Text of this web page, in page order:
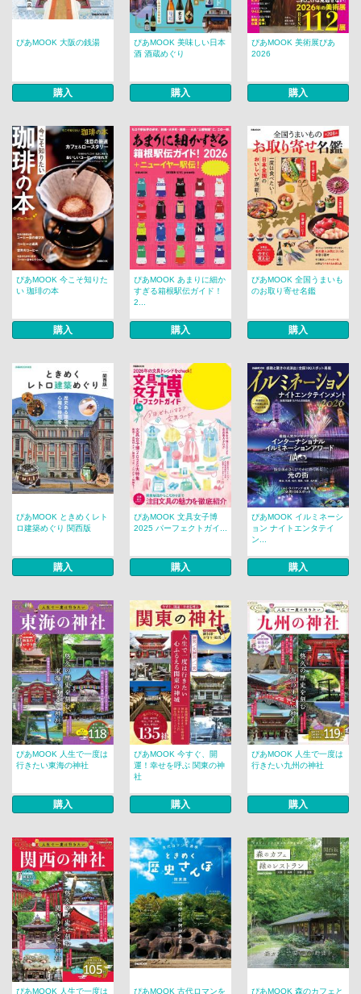
ぴあMOOK 大阪の銭湯
購入
ぴあMOOK 美味しい日本
酒 酒蔵めぐり
購入
ぴあMOOK 美術展ぴあ
2026
購入
ぴあMOOK 今こそ知りた
い 珈琲の本
購入
ぴあMOOK あまりに細か
すぎる箱根駅伝ガイド！
2...
購入
ぴあMOOK 全国うまいも
のお取り寄せ名鑑
購入
ぴあMOOK ときめくレト
ロ建築めぐり 関西版
購入
ぴあMOOK 文具女子博
2025 パーフェクトガイ...
購入
ぴあMOOK イルミネーシ
ョン ナイトエンタテイ
ン...
購入
ぴあMOOK 人生で一度は
行きたい東海の神社
購入
ぴあMOOK 今すぐ、開
運！幸せを呼ぶ 関東の神
社
購入
ぴあMOOK 人生で一度は
行きたい九州の神社
購入
ぴあMOOK 人生で一度は ぴあMOOK 古代ロマンを ぴあMOOK 森のカフェと